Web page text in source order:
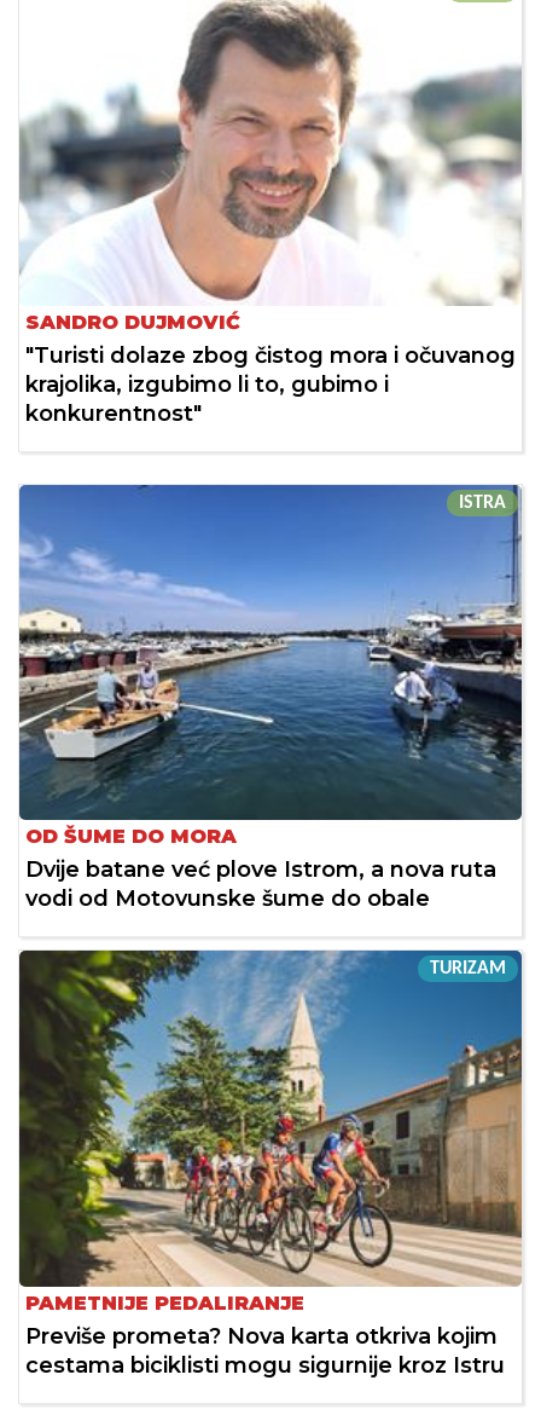
SANDRO DUJMOVIĆ
"Turisti dolaze zbog čistog mora i očuvanog
krajolika, izgubimo li to, gubimo i
konkurentnost"
ISTRA
OD ŠUME DO MORA
Dvije batane već plove Istrom, a nova ruta
vodi od Motovunske šume do obale
TURIZAM
PAMETNIJE PEDALIRANJE
Previše prometa? Nova karta otkriva kojim
cestama biciklisti mogu sigurnije kroz Istru